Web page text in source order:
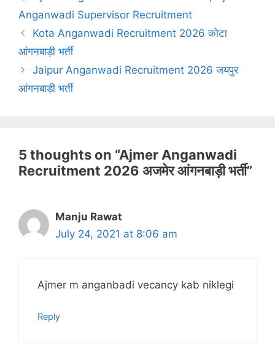
Anganwadi Supervisor Recruitment
Kota Anganwadi Recruitment 2026 कोटा
आंगनबाड़ी भर्ती
Jaipur Anganwadi Recruitment 2026 जयपुर
आंगनबाड़ी भर्ती
5 thoughts on “Ajmer Anganwadi
Recruitment 2026 अजमेर आंगनबाड़ी भर्ती”
Manju Rawat
July 24, 2021 at 8:06 am
Ajmer m anganbadi vecancy kab niklegi
Reply